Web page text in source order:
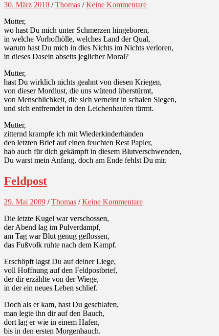
30. März 2010 /Thomas /Keine Kommentare
Mutter,
wo hast Du mich unter Schmerzen hingeboren,
in welche Vorhofhölle, welches Land der Qual,
warum hast Du mich in dies Nichts im Nichts verloren,
in dieses Dasein abseits jeglicher Moral?
Mutter,
hast Du wirklich nichts geahnt von diesen Kriegen,
von dieser Mordlust, die uns wütend überstürmt,
von Menschlichkeit, die sich verneint in schalen Siegen,
und sich entfremdet in den Leichenhaufen türmt.
Mutter,
zitternd krampfe ich mit Wiederkinderhänden
den letzten Brief auf einen feuchten Rest Papier,
hab auch für dich gekämpft in diesem Blutverschwenden,
Du warst mein Anfang, doch am Ende fehlst Du mir.
Feldpost
29. Mai 2009 /Thomas /Keine Kommentare
Die letzte Kugel war verschossen,
der Abend lag im Pulverdampf,
am Tag war Blut genug geflossen,
das Fußvolk ruhte nach dem Kampf.
Erschöpft lagst Du auf deiner Liege,
voll Hoffnung auf den Feldpostbrief,
der dir erzählte von der Wiege,
in der ein neues Leben schlief.
Doch als er kam, hast Du geschlafen,
man legte ihn dir auf den Bauch,
dort lag er wie in einem Hafen,
bis in den ersten Morgenhauch.